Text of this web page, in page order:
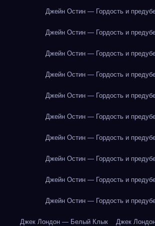
Джейн Остин — Гордость и
Джейн Остин — Гордость и
Джейн Остин — Гордость и
Джейн Остин — Гордость и
Джейн Остин — Гордость и
Джейн Остин — Гордость и
Джейн Остин — Гордость и
Джейн Остин — Гордость и
Джейн Остин — Гордость и
Джейн Остин — Гордость и
Джек Лондон — Белый Клык Джек